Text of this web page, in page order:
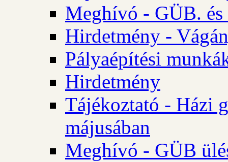
Meghívó - GÜB.
Hirdetmény -
Pályaépítési
Hirdetmény
Tájékoztató - Házi
májusában
Meghívó - GÜB